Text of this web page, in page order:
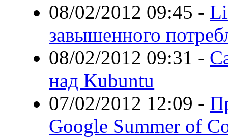
08/02/2012 09:45 -
завышенного
08/02/2012 09:31 -
над Kubuntu
07/02/2012 12:09 -
Google Summer of